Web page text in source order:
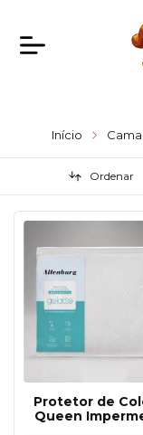
Início Cama
Ordenar
Protetor de
Queen